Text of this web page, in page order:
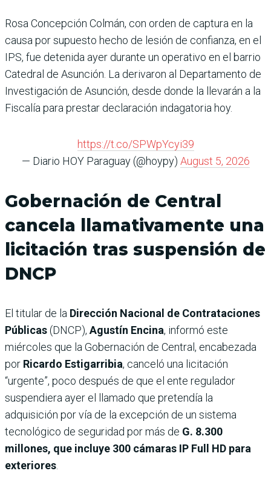
Rosa Concepción Colmán, con orden de captura en la
causa por supuesto hecho de lesión de confianza, en el
IPS, fue detenida ayer durante un operativo en el barrio
Catedral de Asunción. La derivaron al Departamento de
Investigación de Asunción, desde donde la llevarán a la
Fiscalía para prestar declaración indagatoria hoy.
https://t.co/SPWpYcyi39
— Diario HOY Paraguay (@hoypy) August 5, 2026
Gobernación de Central
cancela llamativamente una
licitación tras suspensión de
DNCP
El titular de la Dirección Nacional de Contrataciones
Públicas(DNCP), Agustín Encina, informó este
miércoles que la Gobernación de Central, encabezada
por Ricardo Estigarribia, canceló una licitación
“urgente”, poco después de que el ente regulador
suspendiera ayer el llamado que pretendía la
adquisición por vía de la excepción de un sistema
tecnológico de seguridad por más de G. 8.300
millones, que incluye 300 cámaras IP Full HD para
exteriores